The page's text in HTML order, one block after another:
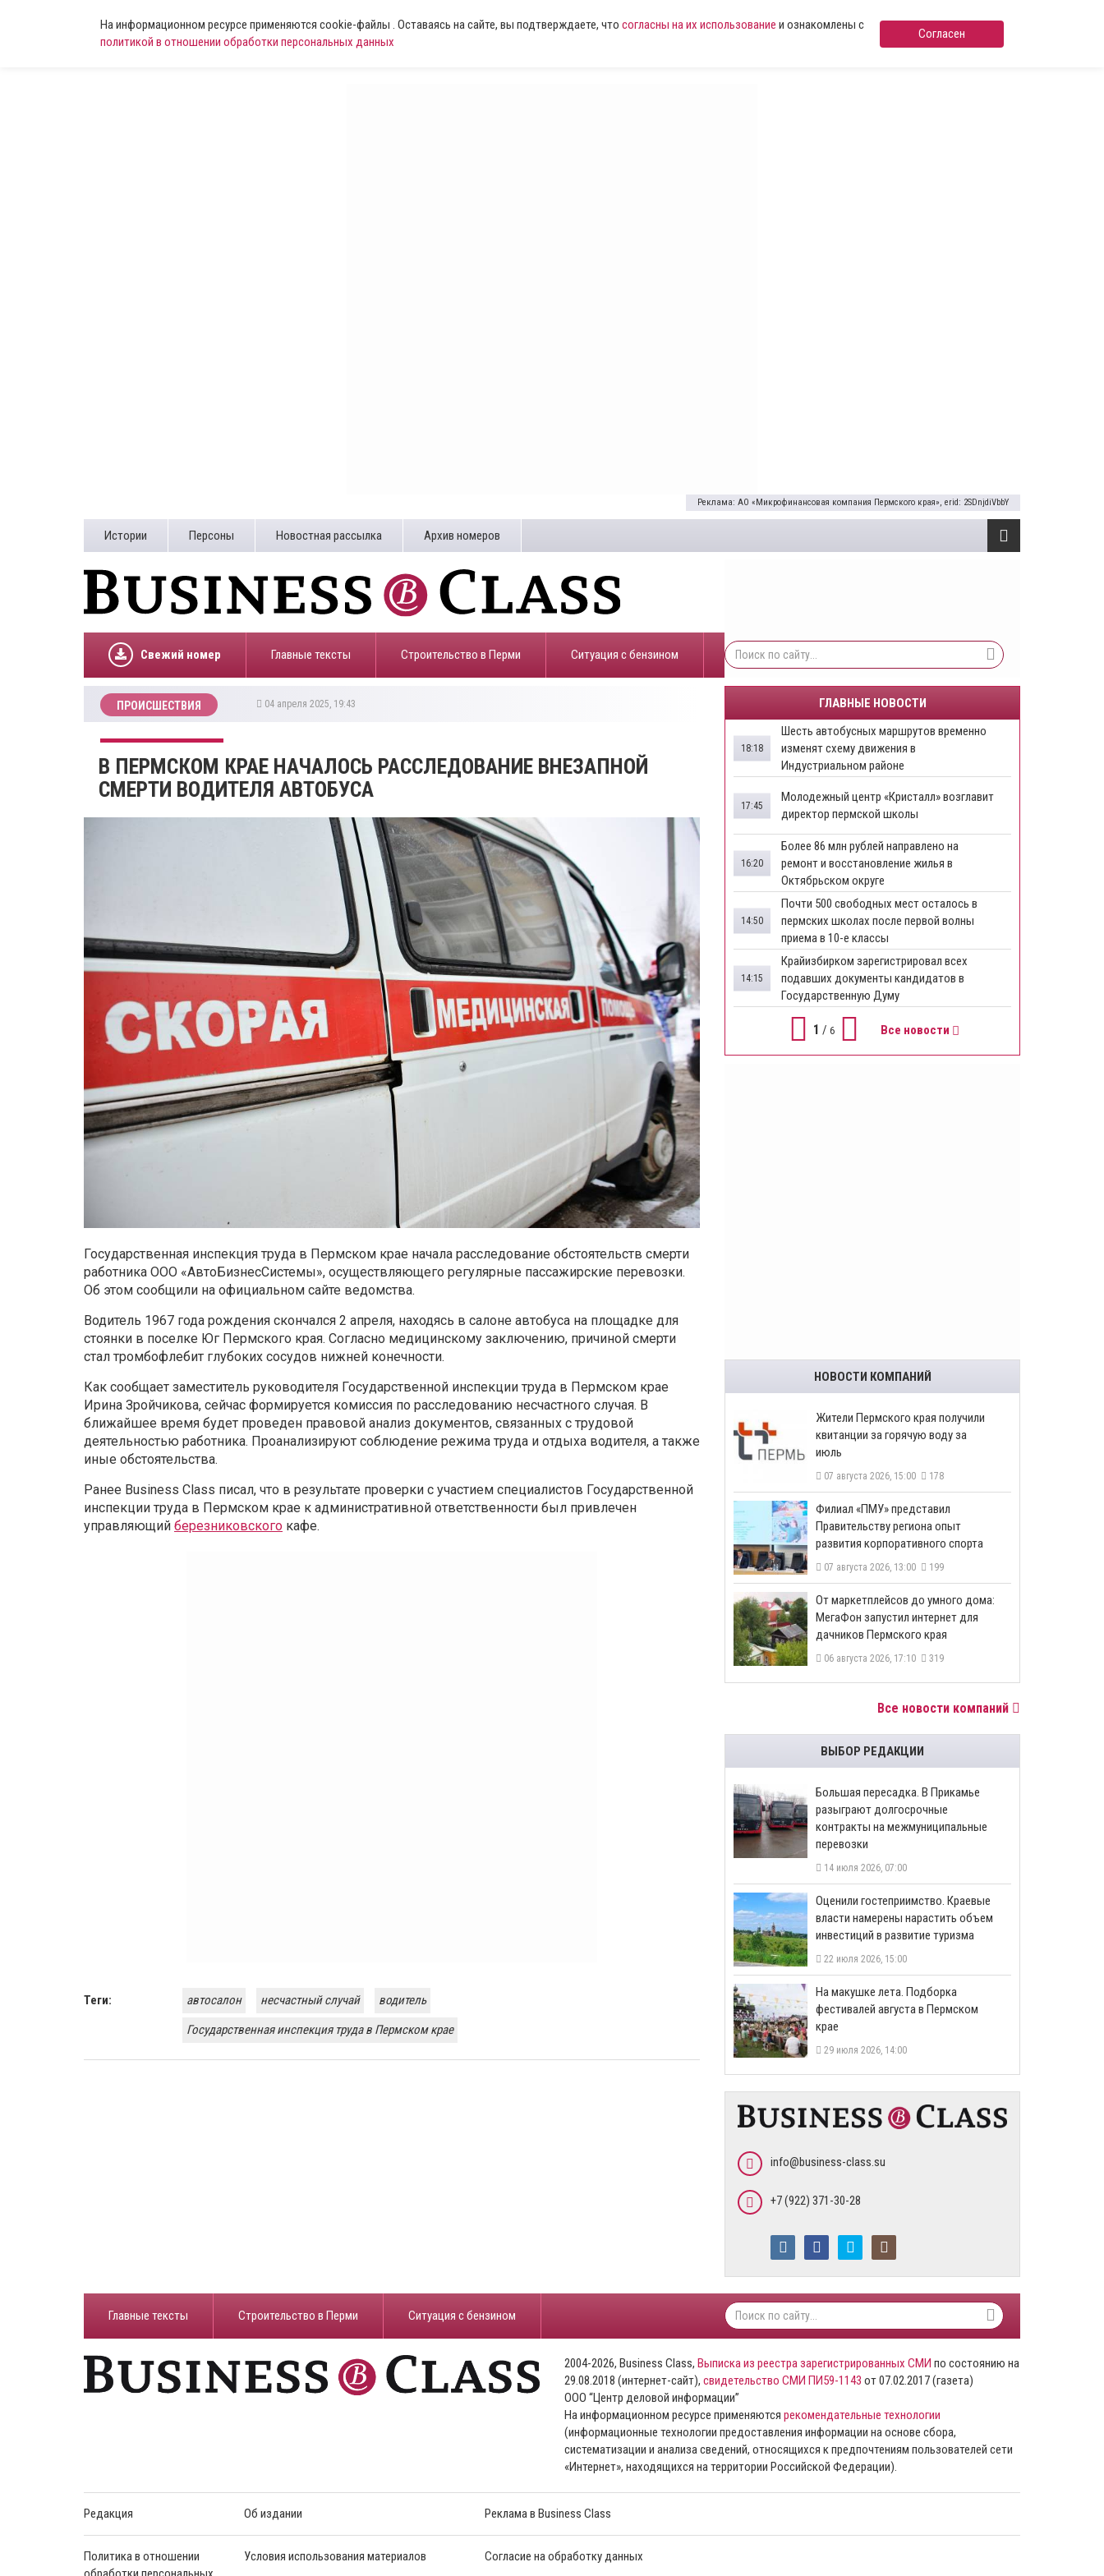
На информационном ресурсе применяются cookie-файлы . Оставаясь на сайте, вы подтверждаете, что согласны на их использование и ознакомлены с
политикой в отношении обработки персональных данных
Согласен
Реклама: АО «Микрофинансовая компания Пермского края», erid: 2SDnjdiVbbY
Истории Персоны Новостная рассылка Архив номеров
Свежий номер Главные тексты Строительство в Перми ​Ситуация с бензином
ПРОИСШЕСТВИЯ 04 апреля 2025, 19:43
В ПЕРМСКОМ КРАЕ НАЧАЛОСЬ РАССЛЕДОВАНИЕ ВНЕЗАПНОЙ
СМЕРТИ ВОДИТЕЛЯ АВТОБУСА
Государственная инспекция труда в Пермском крае начала расследование обстоятельств смерти
работника ООО «АвтоБизнесСистемы», осуществляющего регулярные пассажирские перевозки.
Об этом сообщили на официальном сайте ведомства.
Водитель 1967 года рождения скончался 2 апреля, находясь в салоне автобуса на площадке для
стоянки в поселке Юг Пермского края. Согласно медицинскому заключению, причиной смерти
стал тромбофлебит глубоких сосудов нижней конечности.
Как сообщает заместитель руководителя Государственной инспекции труда в Пермском крае
Ирина Зройчикова, сейчас формируется комиссия по расследованию несчастного случая. В
ближайшее время будет проведен правовой анализ документов, связанных с трудовой
деятельностью работника. Проанализируют соблюдение режима труда и отдыха водителя, а также
иные обстоятельства.
Ранее Business Class писал, что в результате проверки с участием специалистов Государственной
инспекции труда в Пермском крае к административной ответственности был привлечен
управляющий березниковского кафе.
Теги: автосалон несчастный случай
водитель
Государственная инспекция труда в Пермском крае
ГЛАВНЫЕ НОВОСТИ
Шесть автобусных маршрутов временно
изменят схему движения в
Индустриальном районе
18:18
Молодежный центр «Кристалл» возглавит
директор пермской школы
17:45
Более 86 млн рублей направлено на
ремонт и восстановление жилья в
Октябрьском округе
16:20
Почти 500 свободных мест осталось в
пермских школах после первой волны
приема в 10-е классы
14:50
Крайизбирком зарегистрировал всех
подавших документы кандидатов в
Государственную Думу
14:15
1 / 6 Все новости
НОВОСТИ КОМПАНИЙ
​Жители Пермского края получили
квитанции за горячую воду за
июль
07 августа 2026, 15:00 178
​Филиал «ПМУ» представил
Правительству региона опыт
развития корпоративного спорта
07 августа 2026, 13:00 199
От маркетплейсов до умного дома:
МегаФон запустил интернет для
дачников Пермского края
06 августа 2026, 17:10 319
Все новости компаний
ВЫБОР РЕДАКЦИИ
Большая пересадка. В Прикамье
разыграют долгосрочные
контракты на межмуниципальные
перевозки
14 июля 2026, 07:00
Оценили гостеприимство. Краевые
власти намерены нарастить объем
инвестиций в развитие туризма
22 июля 2026, 15:00
На макушке лета. Подборка
фестивалей августа в Пермском
крае
29 июля 2026, 14:00
info@business-class.su
+7 (922) 371-30-28
Главные тексты Строительство в Перми ​Ситуация с бензином
2004-2026, Business Class, Выписка из реестра зарегистрированных СМИ по состоянию на
29.08.2018 (интернет-сайт), свидетельство СМИ ПИ59-1143 от 07.02.2017 (газета)
ООО “Центр деловой информации”
На информационном ресурсе применяются рекомендательные технологии
(информационные технологии предоставления информации на основе сбора,
систематизации и анализа сведений, относящихся к предпочтениям пользователей сети
«Интернет», находящихся на территории Российской Федерации).
Редакция Об издании Реклама в Business Class
Политика в отношении
Условия использования материалов Согласие на обработку данных